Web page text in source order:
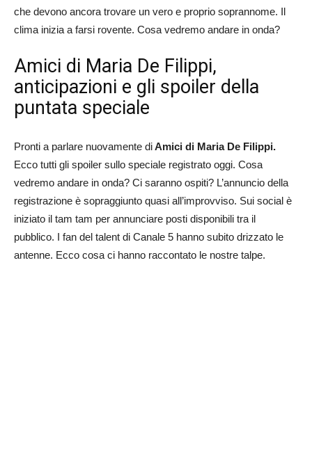
che devono ancora trovare un vero e proprio soprannome. Il
clima inizia a farsi rovente. Cosa vedremo andare in onda?
Amici di Maria De Filippi,
anticipazioni e gli spoiler della
puntata speciale
Pronti a parlare nuovamente diAmici di Maria De Filippi.
Ecco tutti gli spoiler sullo speciale registrato oggi. Cosa
vedremo andare in onda? Ci saranno ospiti? L’annuncio della
registrazione è sopraggiunto quasi all’improvviso. Sui social è
iniziato il tam tam per annunciare posti disponibili tra il
pubblico. I fan del talent di Canale 5 hanno subito drizzato le
antenne. Ecco cosa ci hanno raccontato le nostre talpe.